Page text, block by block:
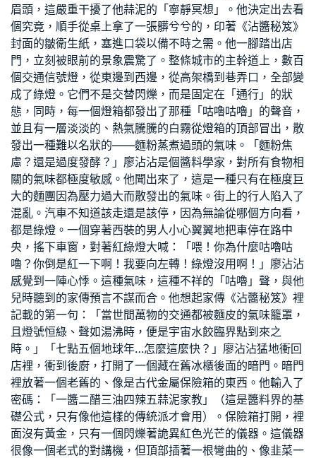
眉頭，這嚴重干擾了他蒜泥的「寧靜冥想」。他決定出去看
個究竟，順手從桌上拿了一張髒兮兮的，印著《沾醬秘笈》
封面的皺衛生紙，塞進口袋以備不時之需。他一腳踏出店
門，立刻被眼前的景象震驚了。整條城市的主幹道上，數百
個交通信號燈，從東邊到西邊，從高架橋到巷弄口，全部變
成了綠燈。它們不是交替閃爍，而是固定在「通行」的狀
態，同時，每一個燈箱都發出了那種「咕嚕咕嚕」的聲音，
並且有一層淡淡的、熱氣騰騰的白霧從燈箱的頂部冒出，散
發出一種難以名狀的——麵粉蒸煮過頭的氣味。「麵粉焦
慮？還是過度發酵？」廖沾沾是個醬料學家，對所有食物相
關的氣味都極度敏感。他聞出來了，這是一種只有在極度巨
大的麵團因為壓力過大而散發出的氣味。街上的行人陷入了
混亂。汽車不知道該走還是該停，因為無論從哪個方向看，
都是綠燈。一個穿著西裝的男人小心翼翼地把車停在路中
央，搖下車窗，對著紅綠燈大喊：「喂！你為什麼咕嚕咕
嚕？你倒是紅一下啊！我要向左轉！綠燈沒用啊！」廖沾沾
感覺到一陣心悸。這種氣味，這種不祥的「咕嚕」聲，與他
兒時聽到的家傳預言不謀而合。他想起家傳《沾醬秘笈》裡
記載的第一句：「當世間萬物的交通都被麵皮的氣味籠罩，
且燈號恒綠、聲如湯沸時，便是宇宙水餃臨界點到來之
時。」「七點五個地球年…怎麼這麼快？」廖沾沾猛地衝回
店裡，衝到後廚，打開了一個藏在舊冰櫃後面的暗門。暗門
裡放著一個老舊的、像是古代金屬保險箱的東西。他輸入了
密碼：「一醬二醋三油四辣五蒜泥家教 」（這是醬料界的基
礎公式，只有像他這樣的傳統派才會用）。保險箱打開，裡
面沒有黃金，只有一個閃爍著詭異紅色光芒的儀器。這儀器
很像一個老式的對講機，但頂部插著一根彎曲的、像韭菜一